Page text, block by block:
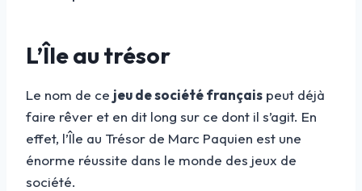
L’Île au trésor
Le nom de ce jeu de société français peut déjà
faire rêver et en dit long sur ce dont il s’agit. En
effet, l’Île au Trésor de Marc Paquien est une
énorme réussite dans le monde des jeux de
société.